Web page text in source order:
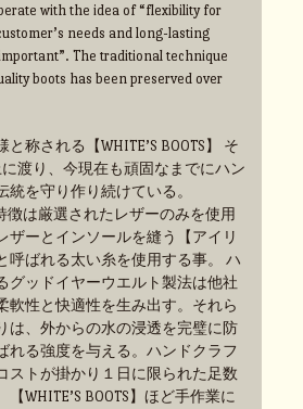
with the idea of “flexibility for
needs and long-lasting
The traditional technique
boots has been preserved over
称される【WHITE’S BOOTS】 そ
渡り、今現在も頑固なまでにハン
統を守り作り続けている。
徴は厳選されたレザーのみを使用
ザーとインソールを縫う【アイリ
呼ばれる太い糸を使用する事。 ハ
グッドイヤーウエルト製法は他社
軟性と快適性を生み出す。それら
は、外からの水の浸透を完璧に防
れる強度を与える。ハンドクラフ
ストが掛かり１日に限られた足数
WHITE’S BOOTS】ほど手作業に